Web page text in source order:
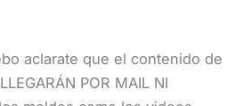
aclarate que el contenido de
POR MAIL NI